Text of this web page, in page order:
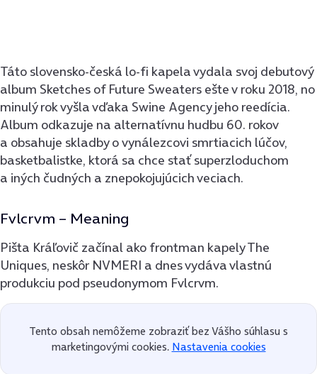
Táto slovensko-česká lo-fi kapela vydala svoj debutový
album Sketches of Future Sweaters ešte v roku 2018, no
minulý rok vyšla vďaka Swine Agency jeho reedícia.
Album odkazuje na alternatívnu hudbu 60. rokov
a obsahuje skladby o vynálezcovi smrtiacich lúčov,
basketbalistke, ktorá sa chce stať superzloduchom
a iných čudných a znepokojujúcich veciach.
Fvlcrvm – Meaning
Pišta Kráľovič začínal ako frontman kapely The
Uniques, neskôr NVMERI a dnes vydáva vlastnú
produkciu pod pseudonymom Fvlcrvm.
Tento obsah nemôžeme zobraziť bez Vášho súhlasu s
marketingovými cookies. Nastavenia cookies